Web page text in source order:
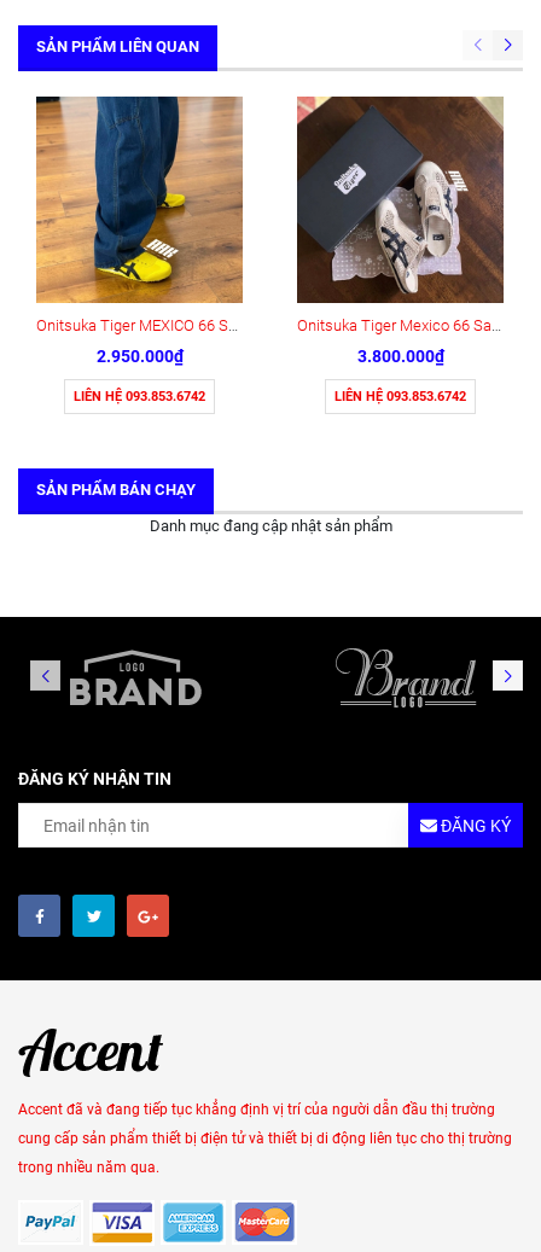
SẢN PHẨM LIÊN QUAN
Onitsuka Tiger MEXICO 66 SLIP-ON (1183A746-751)
2.950.000₫
LIÊN HỆ 093.853.6742
Onitsuka Tiger Mexico 66 Sabot ‘Peacoat’ (1183C123-200)
3.800.000₫
LIÊN HỆ 093.853.6742
SẢN PHẨM BÁN CHẠY
Danh mục đang cập nhật sản phẩm
ĐĂNG KÝ NHẬN TIN
ĐĂNG KÝ
Accent đã và đang tiếp tục khẳng định vị trí của người dẫn đầu thị trường
cung cấp sản phẩm thiết bị điện tử và thiết bị di động liên tục cho thị trường
trong nhiều năm qua.